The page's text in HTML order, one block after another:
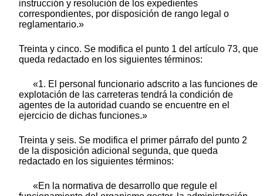
instrucción y resolución de los expedientes
correspondientes, por disposición de rango legal o
reglamentario.»
Treinta y cinco. Se modifica el punto 1 del artículo 73, que
queda redactado en los siguientes términos:
«1. El personal funcionario adscrito a las funciones de
explotación de las carreteras tendrá la condición de
agentes de la autoridad cuando se encuentre en el
ejercicio de dichas funciones.»
Treinta y seis. Se modifica el primer párrafo del punto 2
de la disposición adicional segunda, que queda
redactado en los siguientes términos:
«En la normativa de desarrollo que regule el